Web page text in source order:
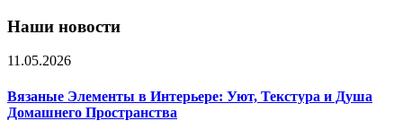
Наши новости
11.05.2026
Вязаные Элементы в Интерьере: Уют, Текстура и Душа
Домашнего Пространства